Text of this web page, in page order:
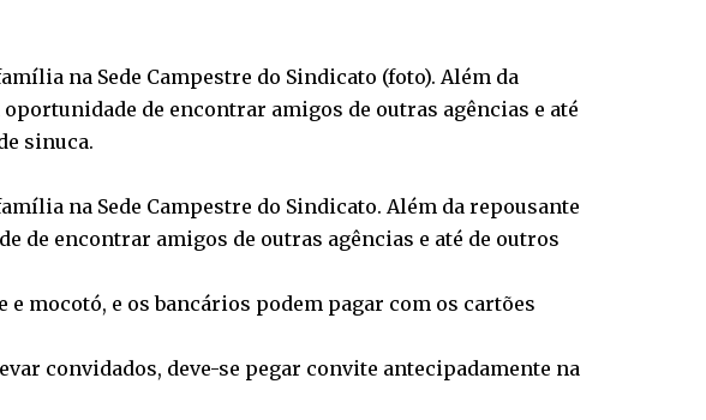
na Sede Campestre do Sindicato (foto). Além da
de encontrar amigos de outras agências e até
sinuca.
na Sede Campestre do Sindicato. Além da repousante
de encontrar amigos de outras agências e até de outros
mocotó, e os bancários podem pagar com os cartões
convidados, deve-se pegar convite antecipadamente na